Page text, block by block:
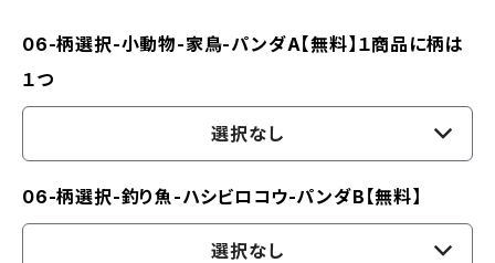
06-柄選択-小動物-家鳥-パンダA【無料】１商品に柄は
１つ
選択なし
06-柄選択-釣り魚-ハシビロコウ-パンダB【無料】
選択なし